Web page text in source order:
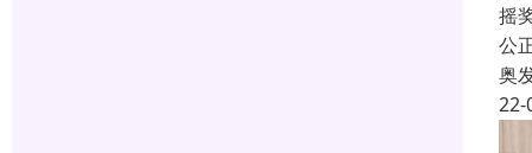
摇
公
奥
22-